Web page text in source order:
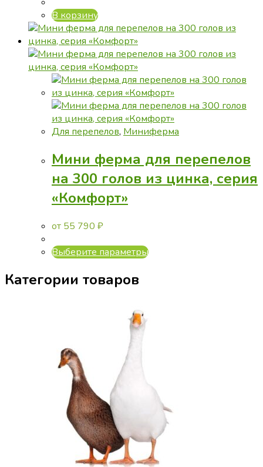
В корзину
Для перепелов, Миниферма
Мини ферма для перепелов
на 300 голов из цинка, серия
«Комфорт»
от 55 790 ₽
Выберите параметрыЭтот
Категории товаров